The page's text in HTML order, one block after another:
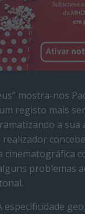
mostra-nos
registo mais
a sua
cinematográfica
problemas
especificidade